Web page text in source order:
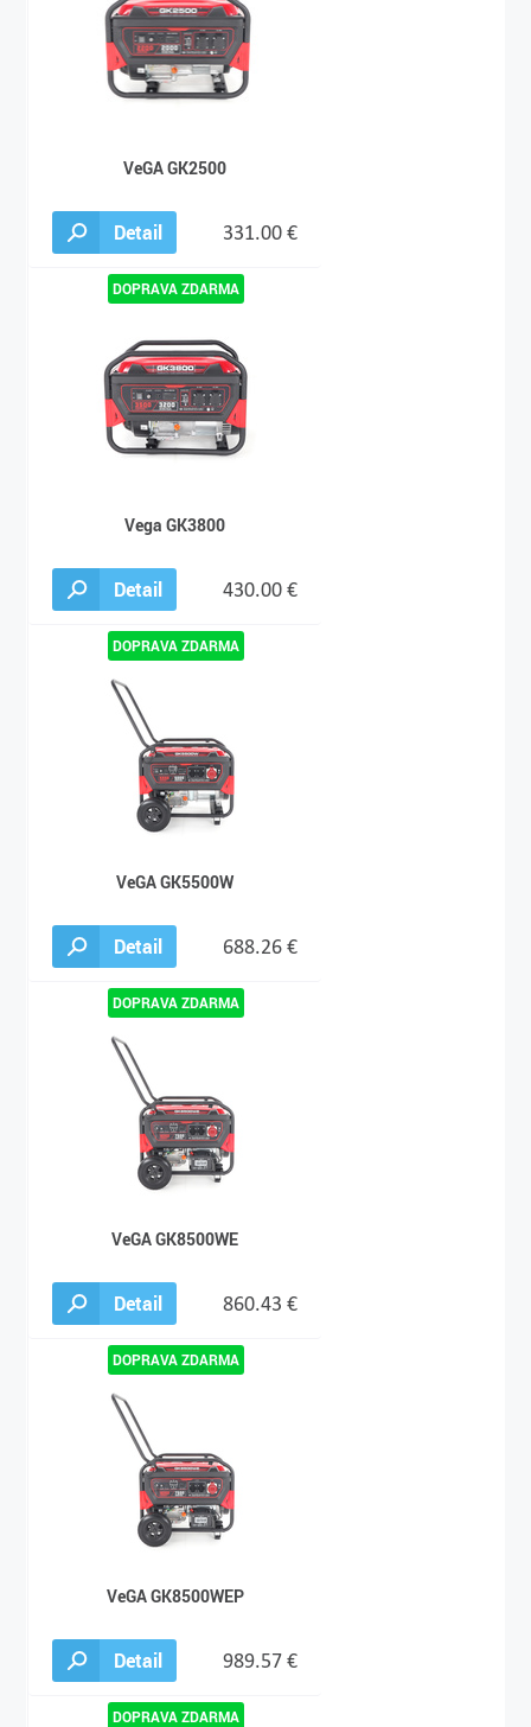
VeGA GK2500
Detail 331.00 €
Vega GK3800
Detail 430.00 €
VeGA GK5500W
Detail 688.26 €
VeGA GK8500WE
Detail 860.43 €
VeGA GK8500WEP
Detail 989.57 €